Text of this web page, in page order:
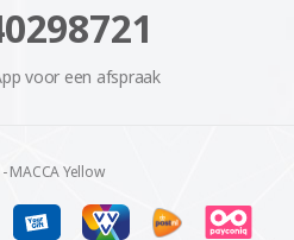
voor een afspraak
MACCA Yellow